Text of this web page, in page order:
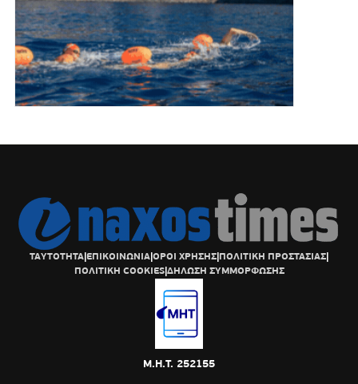
ΤΑΥΤΟΤΗΤΑ|ΕΠΙΚΟΙΝΩΝΙΑ|ΟΡΟΙ ΧΡΗΣΗΣ|ΠΟΛΙΤΙΚΗ ΠΡΟΣΤΑΣΙΑΣ|
ΠΟΛΙΤΙΚΗ COOKIES|ΔΗΛΩΣΗ ΣΥΜΜΟΡΦΩΣΗΣ
Μ.Η.Τ. 252155